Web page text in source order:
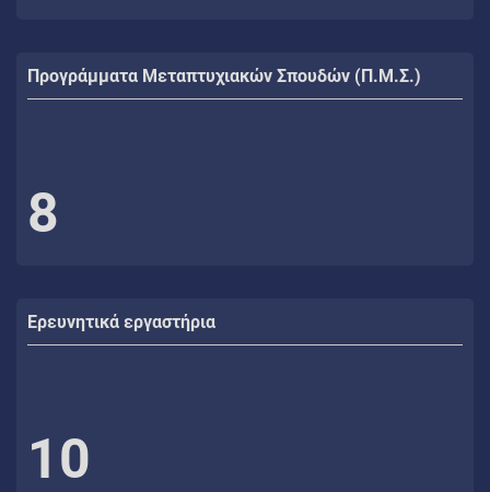
Προγράμματα Μεταπτυχιακών Σπουδών (Π.Μ.Σ.)
8
Ερευνητικά εργαστήρια
10